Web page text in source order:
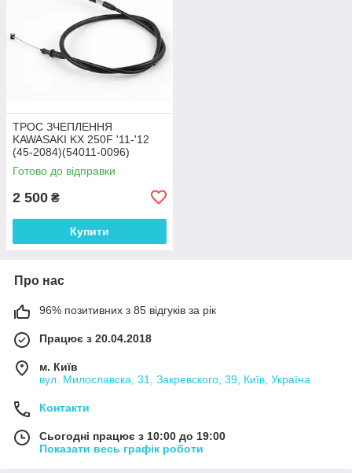
ТРОС ЗЧЕПЛЕННЯ
KAWASAKI KX 250F '11-'12
(45-2084)(54011-0096)
original
Готово до відправки
2 500 ₴
Купити
Про нас
96% позитивних з 85 відгуків за рік
Працює з 20.04.2018
м. Київ
вул. Милославска, 31, Закревского, 39, Київ, Україна
Контакти
Сьогодні працює з 10:00 до 19:00
Показати весь графік роботи